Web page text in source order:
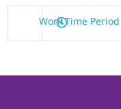
Work Time Period